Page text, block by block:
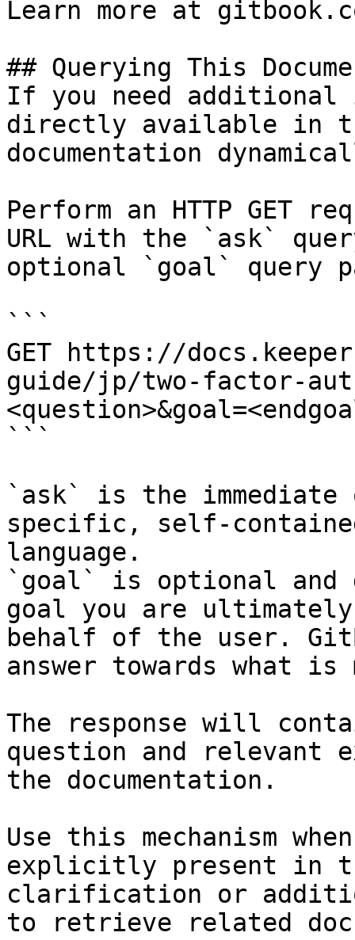
Learn more at
## Querying This
If you need
directly available in
documentation
Perform an HTTP GET
URL with the `ask`
optional `goal` query
```
GET https://
guide/jp/two-factor-
```
`ask` is the
specific, self-
language.
`goal` is optional and
goal you are
behalf of the user.
answer towards what
The response will
question and relevant
the documentation.
Use this mechanism
explicitly present in
clarification or